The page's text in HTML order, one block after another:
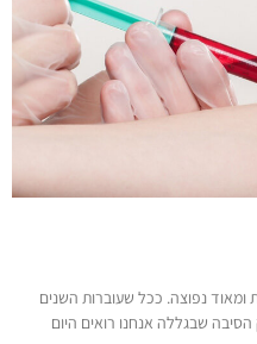
נפוצה. ככל שעוברות השנים
הסיבה שבגללה אנחנו רואים היום